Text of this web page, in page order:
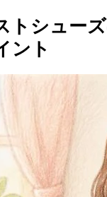
トシュー
ント